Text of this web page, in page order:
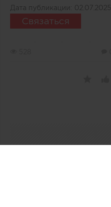
Дата публикации: 02.07.2025
Связаться